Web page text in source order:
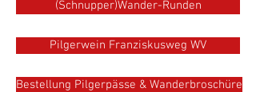
(Schnupper)Wander-Runden
Pilgerwein Franziskusweg WV
Bestellung Pilgerpässe & Wanderbroschüre